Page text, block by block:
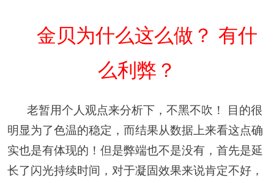
金贝为什么这么做？ 有什
么利弊？
老暂用个人观点来分析下，不黑不吹！ 目的很
明显为了色温的稳定，而结果从数据上来看这点确
实也是有体现的！但是弊端也不是没有，首先是延
长了闪光持续时间，对于凝固效果来说肯定不好，